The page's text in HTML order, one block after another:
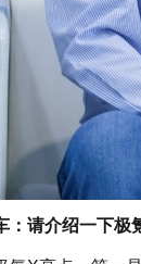
：请介绍一下极